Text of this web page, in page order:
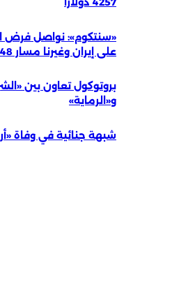
«سنتكوم»: نواصل فرض
على إيران وغيرنا مسار 48 سفينة تجارية
بروتوكول تعاون بين
و«الرماية»
شبهة جنائية في وفاة